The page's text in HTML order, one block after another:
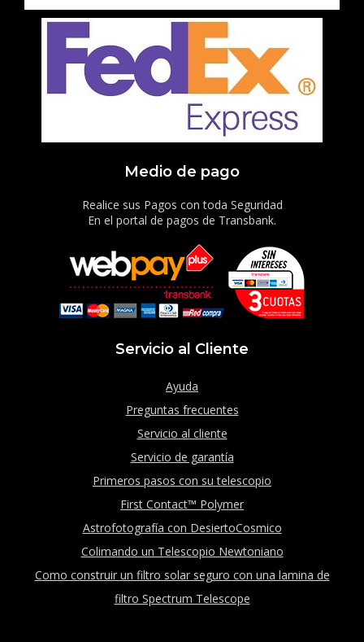
Medio de pago
Realice sus Pagos con toda Seguridad
En el portal de pagos de Transbank.
Servicio al Cliente
Ayuda
Preguntas frecuentes
Servicio al cliente
Servicio de garantía
Primeros pasos con su telescopio
First Contact™ Polymer
Astrofotografía con DesiertoCosmico
Colimando un Telescopio Newtoniano
Como construir un filtro solar seguro con una lamina de
filtro Spectrum Telescope